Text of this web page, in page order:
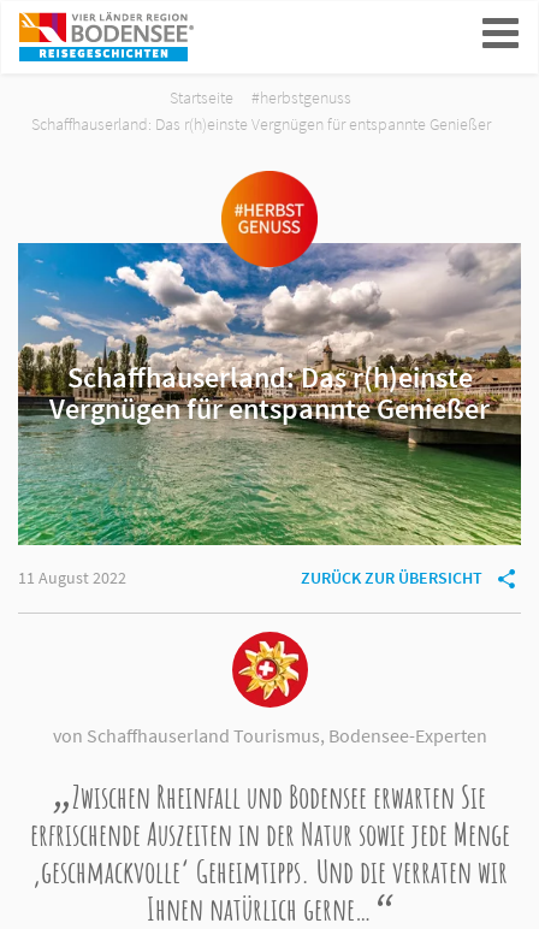
ein-/ausblenden
Startseite
#herbstgenuss
Schaffhauserland: Das r(h)einste Vergnügen für entspannte Genießer
Schaffhauserland: Das r(h)einste
Vergnügen für entspannte Genießer
11 August 2022 ZURÜCK ZUR ÜBERSICHT
von Schaffhauserland Tourismus, Bodensee-Experten
Zwischen Rheinfall und Bodensee erwarten Sie
erfrischende Auszeiten in der Natur sowie jede Menge
‚geschmackvolle‘ Geheimtipps. Und die verraten wir
Ihnen natürlich gerne…